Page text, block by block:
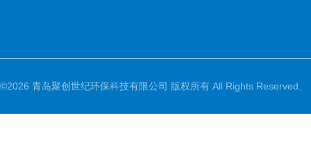
©2026 青岛聚创世纪环保科技有限公司 版权所有 All Rights Reserved.